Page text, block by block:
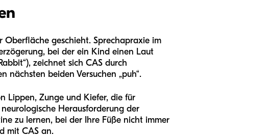
geschieht. Sprechapraxie im
bei der ein Kind einen Laut
zeichnet sich CAS durch
nächsten beiden Versuchen „puh“.
Lippen, Zunge und Kiefer, die für
Herausforderung der
zu lernen, bei der Ihre Füße nicht immer
mit CAS an.